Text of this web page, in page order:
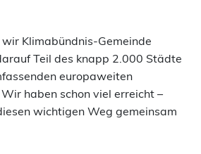
Klimabündnis-Gemeinde
Teil des knapp 2.000 Städte
europaweiten
haben schon viel erreicht –
wichtigen Weg gemeinsam